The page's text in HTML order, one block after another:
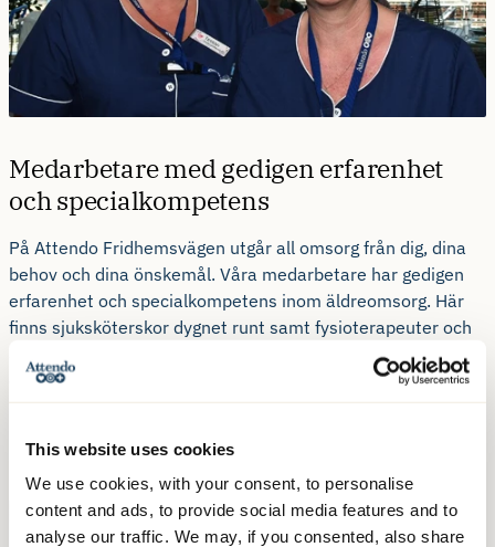
This website uses cookies
We use cookies, with your consent, to personalise
content and ads, to provide social media features and to
analyse our traffic. We may, if you consented, also share
Medarbetare med gedigen erfarenhet
och specialkompetens
På Attendo Fridhemsvägen utgår all omsorg från dig, dina
behov och dina önskemål. Våra medarbetare har gedigen
erfarenhet och specialkompetens inom äldreomsorg. Här
finns sjuksköterskor dygnet runt samt fysioterapeuter och
arbetsterapeuter dagtid. Tillsammans ser vi till att du får
den omsorg du behöver på det sätt som du vill ha den.